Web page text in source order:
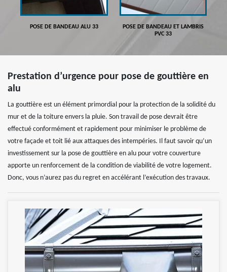
POSE DE BANDEAU ALU 33
POSE DE BANDEAU ET LAMBRIS
PVC 33
Prestation d’urgence pour pose de gouttière en
alu
La gouttière est un élément primordial pour la protection de la solidité du
mur et de la toiture envers la pluie. Son travail de pose devrait être
effectué conformément et rapidement pour minimiser le problème de
votre façade et toit lié aux attaques des intempéries. Il faut savoir qu’un
investissement sur la pose de gouttière en alu pour votre couverture
apporte un renforcement de la condition de viabilité de votre logement.
Donc, vous n’aurez pas du regret en accélérant l’exécution des travaux.